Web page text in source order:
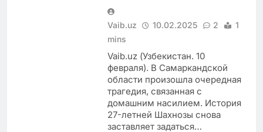
Vaib.uz 10.02.2025 2
1
mins
Vaib.uz (Узбекистан. 10
февраля). В Самаркандской
области произошла очередная
трагедия, связанная с
домашним насилием. История
27-летней Шахнозы снова
заставляет задаться…